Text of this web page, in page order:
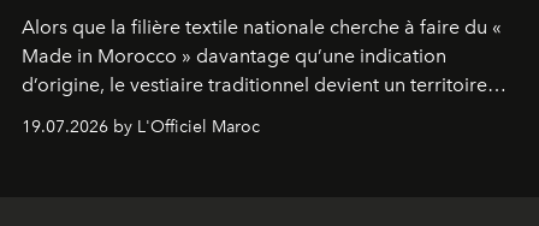
Alors que la filière textile nationale cherche à faire du «
Made in Morocco » davantage qu’une indication
d’origine, le vestiaire traditionnel devient un territoire
d’expérimentation. Avec Néo Beldi, Diamantine en
révise les proportions et les usages pour l’inscrire dans
19.07.2026 by L'Officiel Maroc